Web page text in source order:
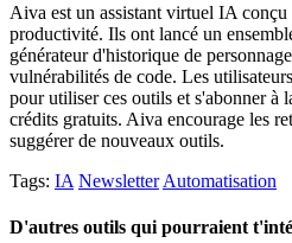
Aiva est un assistant virtuel IA
productivité. Ils ont lancé un
générateur d'historique de
vulnérabilités de code. Les
pour utiliser ces outils et s'abonner à
crédits gratuits. Aiva encourage les
suggérer de nouveaux outils.
Tags: IA Newsletter Automatisation
D'autres outils qui pourraient